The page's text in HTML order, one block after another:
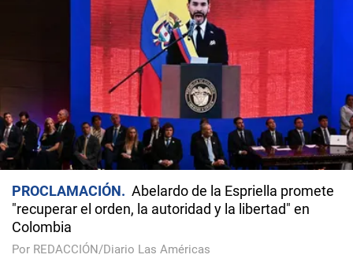
PROCLAMACIÓN
Abelardo de la Espriella promete
"recuperar el orden, la autoridad y la libertad" en
Colombia
Por REDACCIÓN/Diario Las Américas